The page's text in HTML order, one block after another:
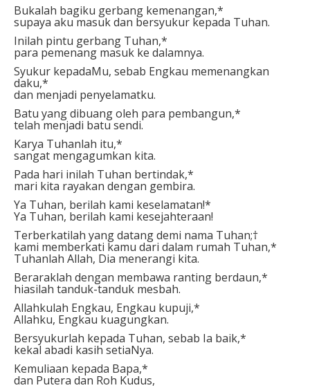
Bukalah bagiku gerbang kemenangan,*
supaya aku masuk dan bersyukur kepada Tuhan.
Inilah pintu gerbang Tuhan,*
para pemenang masuk ke dalamnya.
Syukur kepadaMu, sebab Engkau memenangkan
daku,*
dan menjadi penyelamatku.
Batu yang dibuang oleh para pembangun,*
telah menjadi batu sendi.
Karya Tuhanlah itu,*
sangat mengagumkan kita.
Pada hari inilah Tuhan bertindak,*
mari kita rayakan dengan gembira.
Ya Tuhan, berilah kami keselamatan!*
Ya Tuhan, berilah kami kesejahteraan!
Terberkatilah yang datang demi nama Tuhan;†
kami memberkati kamu dari dalam rumah Tuhan,*
Tuhanlah Allah, Dia menerangi kita.
Beraraklah dengan membawa ranting berdaun,*
hiasilah tanduk-tanduk mesbah.
Allahkulah Engkau, Engkau kupuji,*
Allahku, Engkau kuagungkan.
Bersyukurlah kepada Tuhan, sebab Ia baik,*
kekal abadi kasih setiaNya.
Kemuliaan kepada Bapa,*
dan Putera dan Roh Kudus,